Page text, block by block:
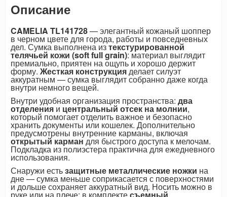
Описание
CAMELIA TL141728— элегантный кожаный шоппер
в черном цвете для города, работы и повседневных
дел. Сумка выполнена изтекстурированной
телячьей кожи (soft full grain): материал выглядит
премиально, приятен на ощупь и хорошо держит
форму. Жесткая конструкцияделает силуэт
аккуратным — сумка выглядит собранно даже когда
внутри немного вещей.
Внутри удобная организация пространства: два
отделения и центральный отсек на молнии,
который помогает отделить важное и безопасно
хранить документы или кошелек. Дополнительно
предусмотрены внутренние карманы, включая
открытый кармандля быстрого доступа к мелочам.
Подкладка из полиэстера практична для ежедневного
использования.
Снаружи естьзащитные металлические ножки на
дне — сумка меньше соприкасается с поверхностями
и дольше сохраняет аккуратный вид. Носить можно в